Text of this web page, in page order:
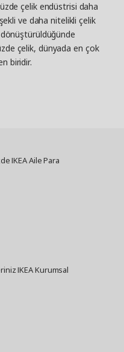
çelik endüstrisi daha
ve daha nitelikli çelik
çelik, dünyada en çok
biridir.
IKEA Aile Para
IKEA Kurumsal